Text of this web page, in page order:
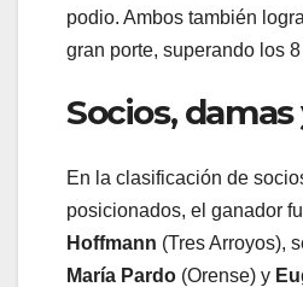
podio. Ambos también
gran porte, superando los
Socios,
En la clasificación de
posicionados, el ganador
Hoffmann (Tres Arroyos),
María Pardo (Orense) y